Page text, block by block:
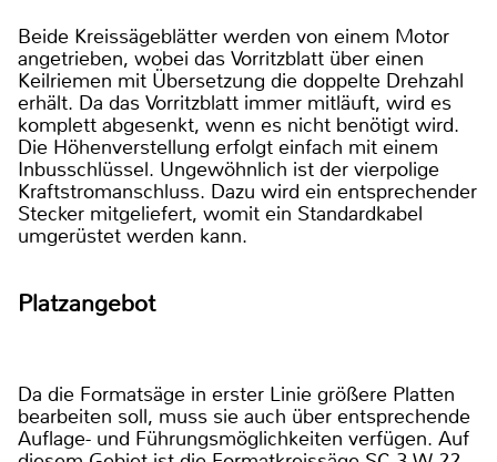
Beide Kreissägeblätter werden von einem Motor
angetrieben, wobei das Vorritzblatt über einen
Keilriemen mit Übersetzung die doppelte Drehzahl
erhält. Da das Vorritzblatt immer mitläuft, wird es
komplett abgesenkt, wenn es nicht benötigt wird.
Die Höhenverstellung erfolgt einfach mit einem
Inbusschlüssel. Ungewöhnlich ist der vierpolige
Kraftstromanschluss. Dazu wird ein entsprechender
Stecker mitgeliefert, womit ein Standardkabel
umgerüstet werden kann.
Platzangebot
Da die Formatsäge in erster Linie größere Platten
bearbeiten soll, muss sie auch über entsprechende
Auflage- und Führungsmöglichkeiten verfügen. Auf